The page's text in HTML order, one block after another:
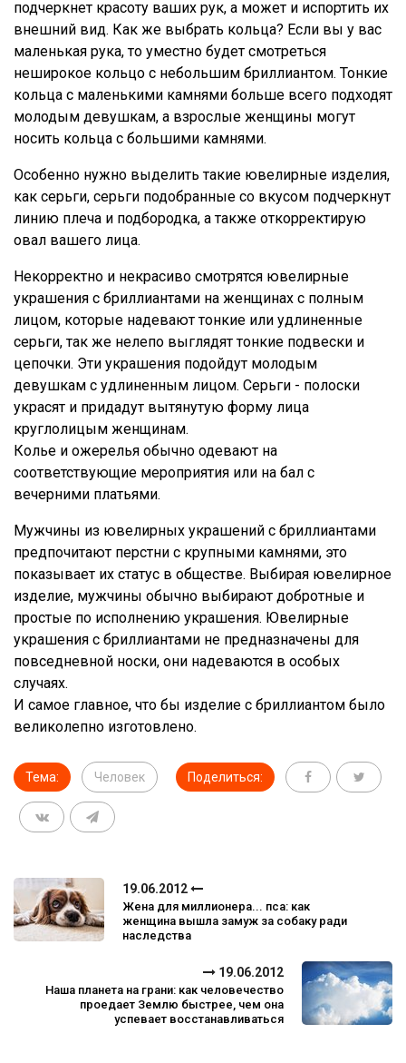
подчеркнет красоту ваших рук, а может и испортить их
внешний вид. Как же выбрать кольца? Если вы у вас
маленькая рука, то уместно будет смотреться
неширокое кольцо с небольшим бриллиантом. Тонкие
кольца с маленькими камнями больше всего подходят
молодым девушкам, а взрослые женщины могут
носить кольца с большими камнями.
Особенно нужно выделить такие ювелирные изделия,
как серьги, серьги подобранные со вкусом подчеркнут
линию плеча и подбородка, а также откорректирую
овал вашего лица.
Некорректно и некрасиво смотрятся ювелирные
украшения с бриллиантами на женщинах с полным
лицом, которые надевают тонкие или удлиненные
серьги, так же нелепо выглядят тонкие подвески и
цепочки. Эти украшения подойдут молодым
девушкам с удлиненным лицом. Серьги - полоски
украсят и придадут вытянутую форму лица
круглолицым женщинам.
Колье и ожерелья обычно одевают на
соответствующие мероприятия или на бал с
вечерними платьями.
Мужчины из ювелирных украшений с бриллиантами
предпочитают перстни с крупными камнями, это
показывает их статус в обществе. Выбирая ювелирное
изделие, мужчины обычно выбирают добротные и
простые по исполнению украшения. Ювелирные
украшения с бриллиантами не предназначены для
повседневной носки, они надеваются в особых
случаях.
И самое главное, что бы изделие с бриллиантом было
великолепно изготовлено.
Тема: Человек Поделиться:
19.06.2012
Жена для миллионера... пса: как
женщина вышла замуж за собаку ради
наследства
19.06.2012
Наша планета на грани: как человечество
проедает Землю быстрее, чем она
успевает восстанавливаться